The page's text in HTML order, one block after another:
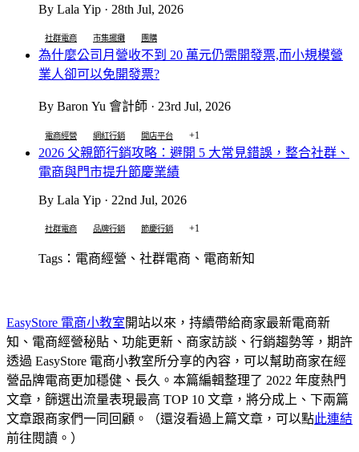
By Lala Yip · 28th Jul, 2026
社群電商 市集擺攤 團購
為什麼公司月營收不到 20 萬元仍需開發票,而小規模營
業人卻可以免開發票?
By Baron Yu 會計師 · 23rd Jul, 2026
電商經營 網紅行銷 開店平台 +1
2026 父親節行銷攻略：避開 5 大常見錯誤，整合社群、
電商與門市提升節慶業績
By Lala Yip · 22nd Jul, 2026
社群電商 品牌行銷 節慶行銷 +1
Tags：電商經營、社群電商、電商新知
EasyStore 電商小教室開站以來，持續帶給商家最新電商新
知、電商經營秘貼、功能更新、商家訪談、行銷趨勢等，期許
透過 EasyStore 電商小教室所分享的內容，可以幫助商家在經
營品牌電商更加穩健、長久。本篇編輯整理了 2022 年度熱門
文章，篩選出流量表現最高 TOP 10 文章，將分成上、下兩篇
文章跟商家們一同回顧。（還沒看過上篇文章，可以點此連結
前往閱讀。）